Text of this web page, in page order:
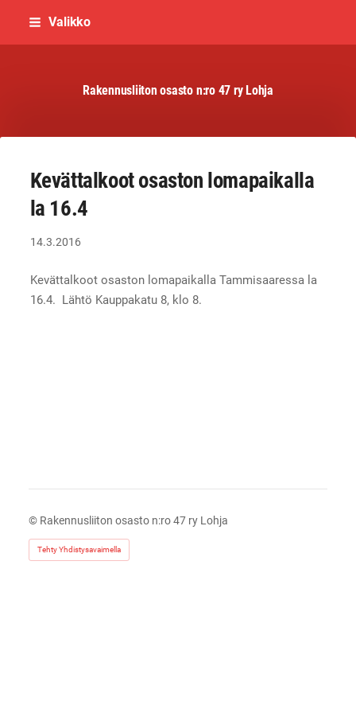
Siirry
Valikko
Rakennusliiton osasto n:ro 47 ry Lohja
Kevättalkoot osaston lomapaikalla
la 16.4
14.3.2016
Kevättalkoot osaston lomapaikalla Tammisaaressa la
16.4. Lähtö Kauppakatu 8, klo 8.
© Rakennusliiton osasto n:ro 47 ry Lohja
Tehty Yhdistysavaimella